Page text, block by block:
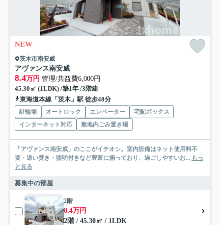
NEW
茨木市南安威
アヴァンス南安威
8.4万円 管理/共益費6,000円
45.30㎡ (1LDK) /築1年 /3階建
東海道本線「茨木」駅 徒歩48分
駐輪場 オートロック エレベーター
宅配ボックス
インターネット対応
敷地内ごみ置き場
「アヴァンス南安威」のここがイチオシ。室内設備はネット使用料不
要・追い焚き・照明付きなど豊富に揃っており、過ごしやすいお... もっ
と見る
募集中の部屋
2階
8.4万円
2階 / 45.30㎡ / 1LDK